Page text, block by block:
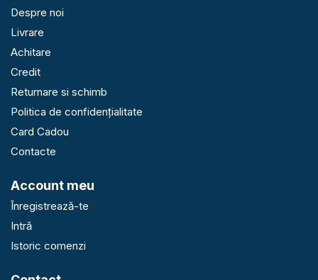
Despre noi
Livrare
Achitare
Credit
Returnare si schimb
Politica de confidențialitate
Card Cadou
Contacte
Account meu
Înregistrează-te
Intră
Istoric comenzi